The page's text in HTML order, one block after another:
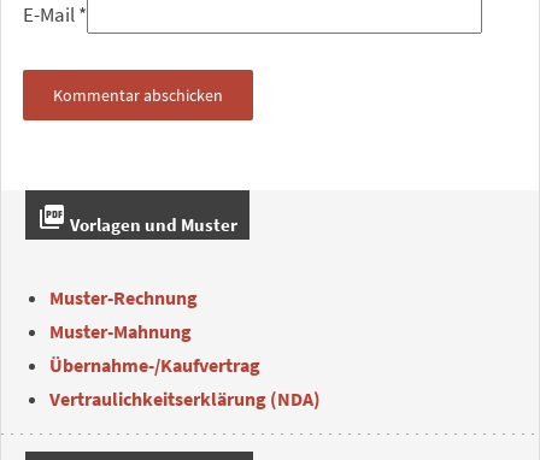
E-Mail*
picture_as_pdf Vorlagen und Muster
Muster-Rechnung
Muster-Mahnung
Übernahme-/Kaufvertrag
Vertraulichkeitserklärung (NDA)